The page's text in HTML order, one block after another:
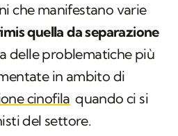
che manifestano varie
quella da separazione
delle problematiche più
in ambito di
cinofila quando ci si
del settore.